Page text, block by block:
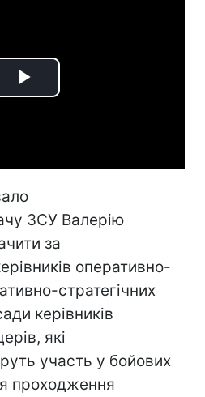
Play
ЗСУ Валерію
за
оперативно-
стратегічних
керівників
які
участь у бойових
проходження